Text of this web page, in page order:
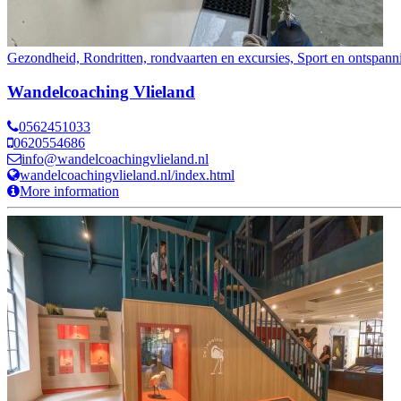
Gezondheid, Rondritten, rondvaarten en excursies, Sport en
Wandelcoaching Vlieland
0562451033
0620554686
info@wandelcoachingvlieland.nl
wandelcoachingvlieland.nl/index.html
More information